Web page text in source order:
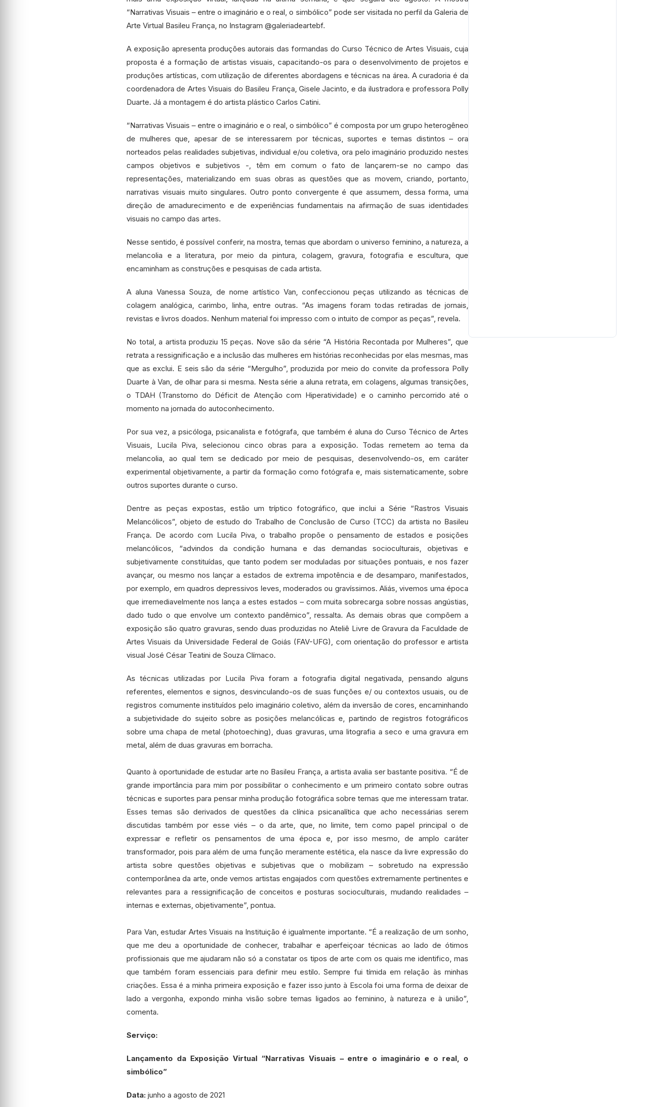
“Narrativas Visuais – entre o imaginário e o real, o simbólico” pode ser visitada no perfil da Galeria de
Arte Virtual Basileu França, no Instagram @galeriadeartebf.
A exposição apresenta produções autorais das formandas do Curso Técnico de Artes Visuais, cuja
proposta é a formação de artistas visuais, capacitando-os para o desenvolvimento de projetos e
produções artísticas, com utilização de diferentes abordagens e técnicas na área. A curadoria é da
coordenadora de Artes Visuais do Basileu França, Gisele Jacinto, e da ilustradora e professora Polly
Duarte. Já a montagem é do artista plástico Carlos Catini.
“Narrativas Visuais – entre o imaginário e o real, o simbólico” é composta por um grupo heterogêneo
de mulheres que, apesar de se interessarem por técnicas, suportes e temas distintos – ora
norteados pelas realidades subjetivas, individual e/ou coletiva, ora pelo imaginário produzido nestes
campos objetivos e subjetivos -, têm em comum o fato de lançarem-se no campo das
representações, materializando em suas obras as questões que as movem, criando, portanto,
narrativas visuais muito singulares. Outro ponto convergente é que assumem, dessa forma, uma
direção de amadurecimento e de experiências fundamentais na afirmação de suas identidades
visuais no campo das artes.
Nesse sentido, é possível conferir, na mostra, temas que abordam o universo feminino, a natureza, a
melancolia e a literatura, por meio da pintura, colagem, gravura, fotografia e escultura, que
encaminham as construções e pesquisas de cada artista.
A aluna Vanessa Souza, de nome artístico Van, confeccionou peças utilizando as técnicas de
colagem analógica, carimbo, linha, entre outras. “As imagens foram todas retiradas de jornais,
revistas e livros doados. Nenhum material foi impresso com o intuito de compor as peças”, revela.
No total, a artista produziu 15 peças. Nove são da série “A História Recontada por Mulheres”, que
retrata a ressignificação e a inclusão das mulheres em histórias reconhecidas por elas mesmas, mas
que as exclui. E seis são da série “Mergulho”, produzida por meio do convite da professora Polly
Duarte à Van, de olhar para si mesma. Nesta série a aluna retrata, em colagens, algumas transições,
o TDAH (Transtorno do Déficit de Atenção com Hiperatividade) e o caminho percorrido até o
momento na jornada do autoconhecimento.
Por sua vez, a psicóloga, psicanalista e fotógrafa, que também é aluna do Curso Técnico de Artes
Visuais, Lucila Piva, selecionou cinco obras para a exposição. Todas remetem ao tema da
melancolia, ao qual tem se dedicado por meio de pesquisas, desenvolvendo-os, em caráter
experimental objetivamente, a partir da formação como fotógrafa e, mais sistematicamente, sobre
outros suportes durante o curso.
Dentre as peças expostas, estão um tríptico fotográfico, que inclui a Série “Rastros Visuais
Melancólicos”, objeto de estudo do Trabalho de Conclusão de Curso (TCC) da artista no Basileu
França. De acordo com Lucila Piva, o trabalho propõe o pensamento de estados e posições
melancólicos, “advindos da condição humana e das demandas socioculturais, objetivas e
subjetivamente constituídas, que tanto podem ser moduladas por situações pontuais, e nos fazer
avançar, ou mesmo nos lançar a estados de extrema impotência e de desamparo, manifestados,
por exemplo, em quadros depressivos leves, moderados ou gravíssimos. Aliás, vivemos uma época
que irremediavelmente nos lança a estes estados – com muita sobrecarga sobre nossas angústias,
dado tudo o que envolve um contexto pandêmico”, ressalta. As demais obras que compõem a
exposição são quatro gravuras, sendo duas produzidas no Ateliê Livre de Gravura da Faculdade de
Artes Visuais da Universidade Federal de Goiás (FAV-UFG), com orientação do professor e artista
visual José César Teatini de Souza Clímaco.
As técnicas utilizadas por Lucila Piva foram a fotografia digital negativada, pensando alguns
referentes, elementos e signos, desvinculando-os de suas funções e/ ou contextos usuais, ou de
registros comumente instituídos pelo imaginário coletivo, além da inversão de cores, encaminhando
a subjetividade do sujeito sobre as posições melancólicas e, partindo de registros fotográficos
sobre uma chapa de metal (photoeching), duas gravuras, uma litografia a seco e uma gravura em
metal, além de duas gravuras em borracha.
Quanto à oportunidade de estudar arte no Basileu França, a artista avalia ser bastante positiva. “É de
grande importância para mim por possibilitar o conhecimento e um primeiro contato sobre outras
técnicas e suportes para pensar minha produção fotográfica sobre temas que me interessam tratar.
Esses temas são derivados de questões da clínica psicanalítica que acho necessárias serem
discutidas também por esse viés – o da arte, que, no limite, tem como papel principal o de
expressar e refletir os pensamentos de uma época e, por isso mesmo, de amplo caráter
transformador, pois para além de uma função meramente estética, ela nasce da livre expressão do
artista sobre questões objetivas e subjetivas que o mobilizam – sobretudo na expressão
contemporânea da arte, onde vemos artistas engajados com questões extremamente pertinentes e
relevantes para a ressignificação de conceitos e posturas socioculturais, mudando realidades –
internas e externas, objetivamente”, pontua.
Para Van, estudar Artes Visuais na Instituição é igualmente importante. “É a realização de um sonho,
que me deu a oportunidade de conhecer, trabalhar e aperfeiçoar técnicas ao lado de ótimos
profissionais que me ajudaram não só a constatar os tipos de arte com os quais me identifico, mas
que também foram essenciais para definir meu estilo. Sempre fui tímida em relação às minhas
criações. Essa é a minha primeira exposição e fazer isso junto à Escola foi uma forma de deixar de
lado a vergonha, expondo minha visão sobre temas ligados ao feminino, à natureza e à união”,
comenta.
Serviço:
Lançamento da Exposição Virtual “Narrativas Visuais – entre o imaginário e o real, o
simbólico”
Data: junho a agosto de 2021